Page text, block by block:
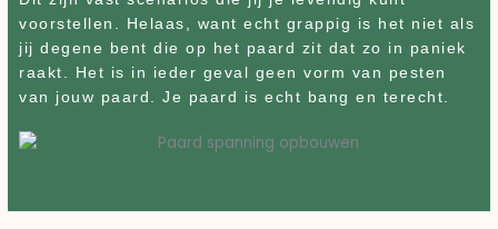
voorstellen. Helaas, want echt grappig is het niet als
jij degene bent die op het paard zit dat zo in paniek
raakt. Het is in ieder geval geen vorm van pesten
van jouw paard. Je paard is echt bang en terecht.